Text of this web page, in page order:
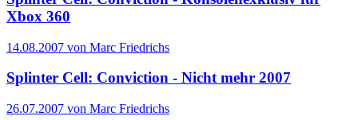
Xbox 360
14.08.2007 von Marc Friedrichs
Splinter Cell: Conviction - Nicht mehr 2007
26.07.2007 von Marc Friedrichs